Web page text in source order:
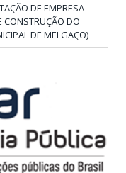
DE EMPRESA
CONSTRUÇÃO DO
DE MELGAÇO)